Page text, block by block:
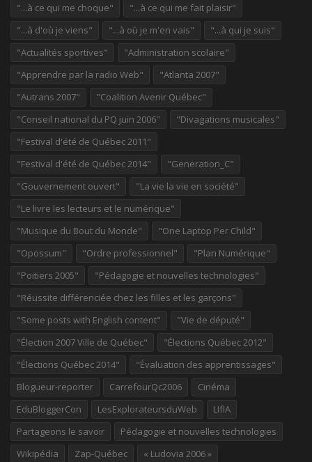
"...à ce qui me choque"
"...à ce qui me fait plaisir"
"...à d'où je viens"
"...à où je m'en vais"
"...à qui je suis"
"Actualités sportives"
"Administration scolaire"
"Apprendre par la radio Web"
"Atlanta 2007"
"Autrans 2007"
"Coalition Avenir Québec"
"Conseil national du PQ juin 2006"
"Divagations musicales"
"Festival d'été de Québec 2011"
"Festival d'été de Québec 2014"
"Generation_C"
"Gouvernement ouvert"
"La vie la vie en société"
"Le livre les lecteurs et le numérique"
"Musique du Bout du Monde"
"One Laptop Per Child"
"Opossum"
"Ordre professionnel"
"Plan Numérique"
"Poitiers 2005"
"Pédagogie et nouvelles technologies"
"Réussite différenciée chez les filles et les garçons"
"Some posts with English content"
"Vie de député"
"Élection 2007 Ville de Québec"
"Élections Québec 2012"
"Élections Québec 2014"
"Évaluation des apprentissages"
Blogueur-reporter
CarrefourQc2006
Cinéma
EduBloggerCon
LesExplorateursduWeb
LIfIA
Partageons le savoir
Pédagogie et nouvelles technologies
Wikipédia
Zap-Québec
« Ludovia 2006 »